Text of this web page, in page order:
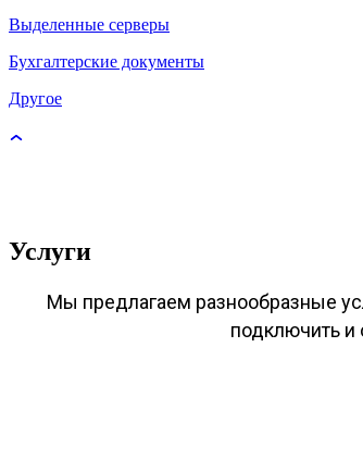
Выделенные серверы
Бухгалтерские документы
Другое
Услуги
Мы предлагаем разнообразные
подключить и